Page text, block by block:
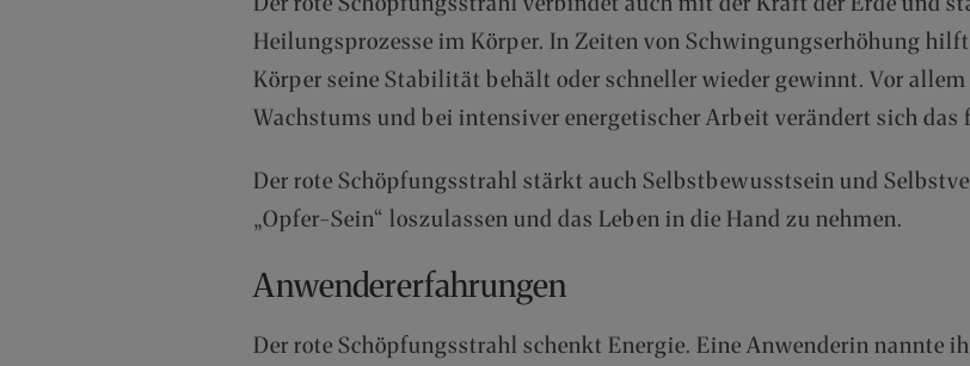
Heilungsprozesse im Körper. In Zeiten von Schwingungserhöhung
Körper seine Stabilität behält oder schneller wieder gewinnt. Vor allem
Wachstums und bei intensiver energetischer Arbeit verändert sich
Der rote Schöpfungsstrahl stärkt auch Selbstbewusstsein und
„Opfer-Sein“ loszulassen und das Leben in die Hand zu nehmen.
Anwendererfahrungen
Der rote Schöpfungsstrahl schenkt Energie. Eine Anwenderin nannte